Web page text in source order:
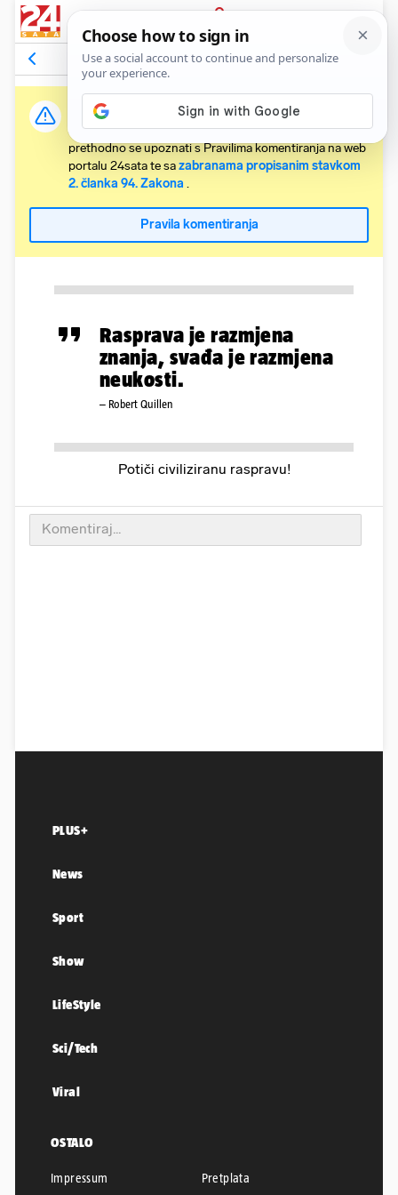
PRIJAVA
Komentari Relevantni
Važna obavijest:
Svaki korisnik koji želi komentirati članke obvezan je
prethodno se upoznati s Pravilima komentiranja na web
portalu 24sata te sazabranama propisanim stavkom
2. članka 94. Zakona .
Pravila komentiranja
Rasprava je razmjena
znanja, svađa je razmjena
neukosti.
– Robert Quillen
Potiči civiliziranu raspravu!
PLUS+
News
Sport
Show
LifeStyle
Sci/Tech
Viral
OSTALO
Impressum Pretplata